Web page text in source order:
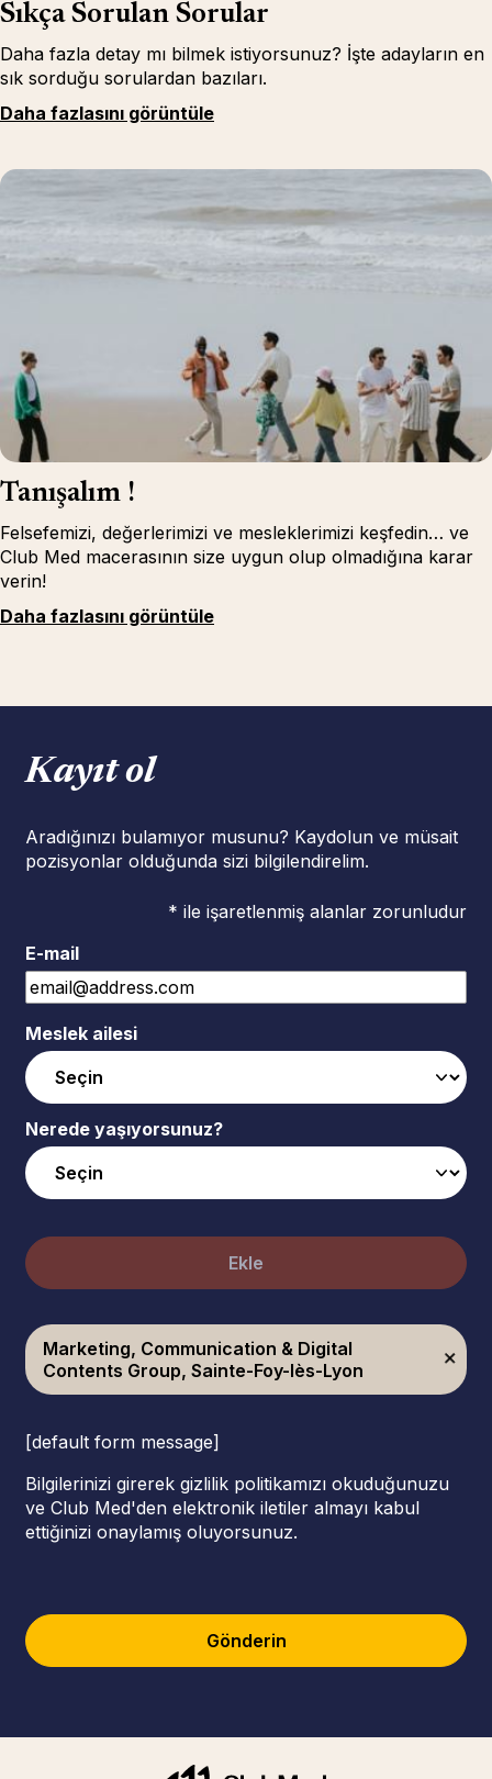
Sıkça Sorulan Sorular
Daha fazla detay mı bilmek istiyorsunuz? İşte adayların en
sık sorduğu sorulardan bazıları.
Daha fazlasını görüntüle
Tanışalım !
Felsefemizi, değerlerimizi ve mesleklerimizi keşfedin… ve
Club Med macerasının size uygun olup olmadığına karar
verin!
Daha fazlasını görüntüle
Kayıt ol
Aradığınızı bulamıyor musunu? Kaydolun ve müsait
pozisyonlar olduğunda sizi bilgilendirelim.
* ile işaretlenmiş alanlar zorunludur
E-mail
Meslek ailesi
Nerede yaşıyorsunuz?
Ekle
Marketing, Communication & Digital
Contents Group, Sainte-Foy-lès-Lyon
[default form message]
Bilgilerinizi girerek gizlilik politikamızı okuduğunuzu
ve Club Med'den elektronik iletiler almayı kabul
ettiğinizi onaylamış oluyorsunuz.
Gönderin